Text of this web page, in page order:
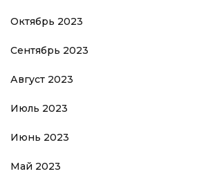
Октябрь 2023
Сентябрь 2023
Август 2023
Июль 2023
Июнь 2023
Май 2023